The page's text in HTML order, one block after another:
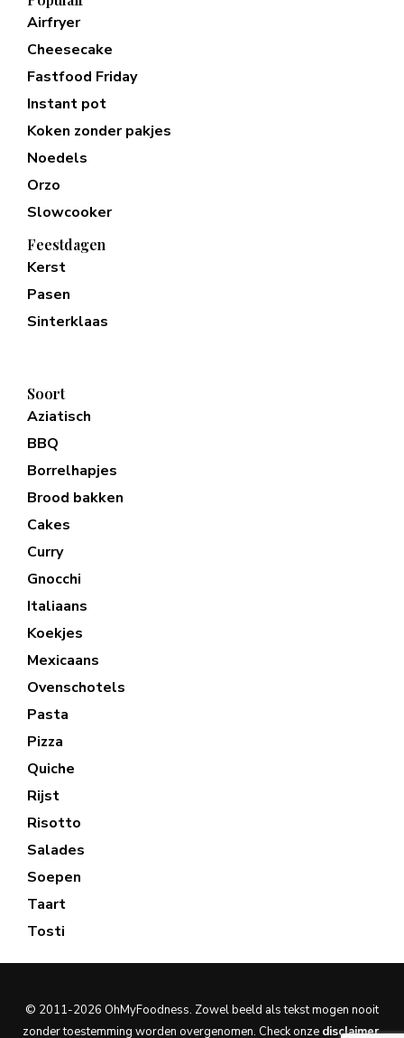
Airfryer
Cheesecake
Fastfood Friday
Instant pot
Koken zonder pakjes
Noedels
Orzo
Slowcooker
Feestdagen
Kerst
Pasen
Sinterklaas
Soort
Aziatisch
BBQ
Borrelhapjes
Brood bakken
Cakes
Curry
Gnocchi
Italiaans
Koekjes
Mexicaans
Ovenschotels
Pasta
Pizza
Quiche
Rijst
Risotto
Salades
Soepen
Taart
Tosti
© 2011-2026 OhMyFoodness. Zowel beeld als tekst mogen nooit
zonder toestemming worden overgenomen. Check onze disclaimer.